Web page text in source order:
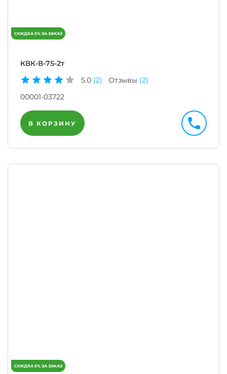
КВК-В-75-2т
5.0 (2) Отзывы (2)
00001-03722
В КОРЗИНУ